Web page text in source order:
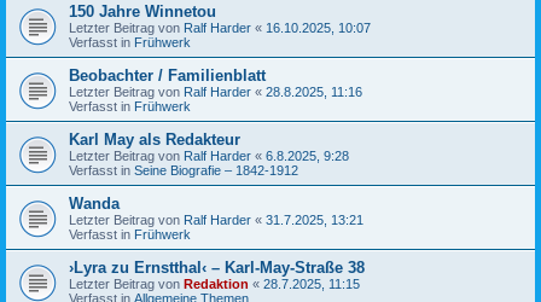
150 Jahre Winnetou
Letzter Beitrag von Ralf Harder « 16.10.2025, 10:07
Verfasst in Frühwerk
Beobachter / Familienblatt
Letzter Beitrag von Ralf Harder « 28.8.2025, 11:16
Verfasst in Frühwerk
Karl May als Redakteur
Letzter Beitrag von Ralf Harder « 6.8.2025, 9:28
Verfasst in Seine Biografie – 1842-1912
Wanda
Letzter Beitrag von Ralf Harder « 31.7.2025, 13:21
Verfasst in Frühwerk
›Lyra zu Ernstthal‹ – Karl-May-Straße 38
Letzter Beitrag von Redaktion « 28.7.2025, 11:15
Verfasst in Allgemeine Themen